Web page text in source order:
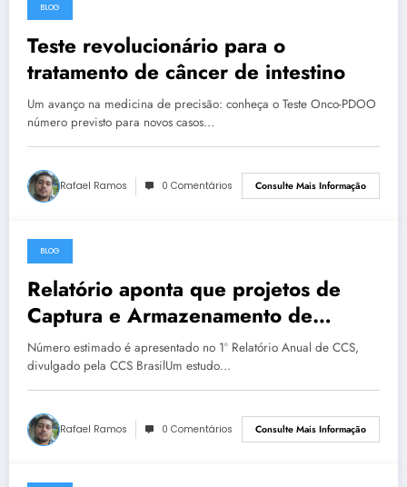
27 de maio de 2023
BLOG
Teste revolucionário para o
tratamento de câncer de intestino
Um avanço na medicina de precisão: conheça o Teste Onco-PDOO
número previsto para novos casos…
Rafael Ramos 0 Comentários Consulte Mais Informação
27 de maio de 2023
BLOG
Relatório aponta que projetos de
Captura e Armazenamento de
Carbono podem gerar pelo menos
US$14 bilhões ao ano no Brasil
Número estimado é apresentado no 1º Relatório Anual de CCS,
divulgado pela CCS BrasilUm estudo…
Rafael Ramos 0 Comentários Consulte Mais Informação